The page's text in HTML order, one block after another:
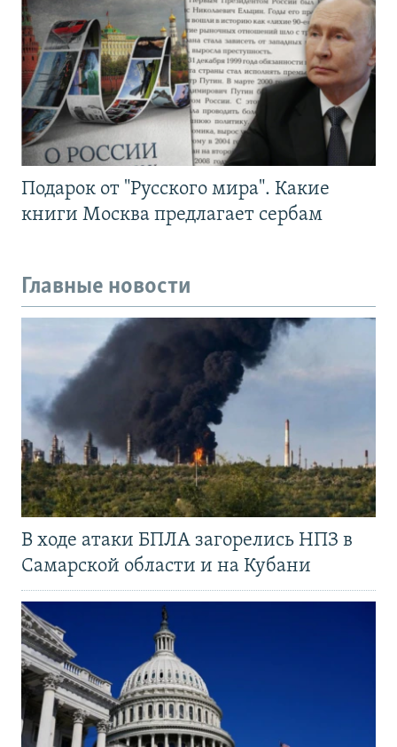
Подарок от "Русского мира". Какие
книги Москва предлагает сербам
Главные новости
В ходе атаки БПЛА загорелись НПЗ в
Самарской области и на Кубани